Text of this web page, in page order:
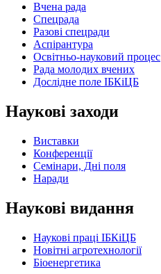
Вчена рада
Спецрада
Разові спецради
Аспірантура
Освітньо-науковий процес
Рада молодих вчених
Дослідне поле ІБКіЦБ
Наукові заходи
Виставки
Конференції
Семінари, Дні поля
Наради
Наукові видання
Наукові праці ІБКіЦБ
Новітні агротехнології
Бiоенергетика